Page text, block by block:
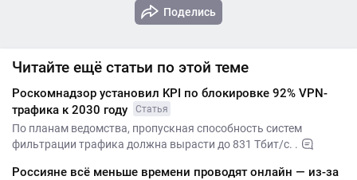
Поделись
Читайте ещё статьи по этой теме
Роскомнадзор установил KPI по блокировке 92% VPN-
трафика к 2030 году
Статья
По планам ведомства, пропускная способность систем
фильтрации трафика должна вырасти до 831 Тбит/с. .
Россияне всё меньше времени проводят онлайн — из-за